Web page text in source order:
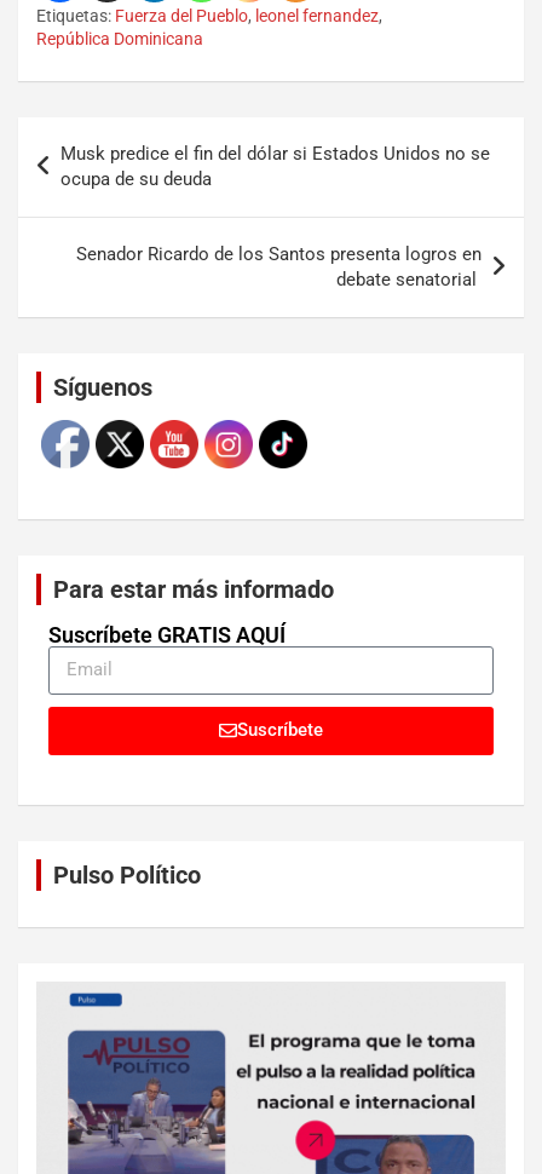
Etiquetas: Fuerza del Pueblo, leonel fernandez,
República Dominicana
Musk predice el fin del dólar si Estados Unidos no se
ocupa de su deuda
Senador Ricardo de los Santos presenta logros en
debate senatorial
Síguenos
Para estar más informado
Suscríbete GRATIS AQUÍ
Suscríbete
Pulso Político